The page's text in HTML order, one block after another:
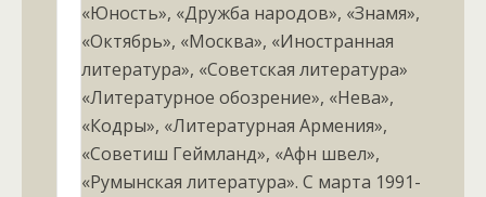
«Юность», «Дружба народов», «Знамя»,
«Октябрь», «Москва», «Иностранная
литература», «Советская литература»
«Литературное обозрение», «Нева»,
«Кодры», «Литературная Армения»,
«Советиш Геймланд», «Афн швел»,
«Румынская литература». С марта 1991-